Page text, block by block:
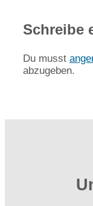
Schreibe
Du musst
abzugeben.